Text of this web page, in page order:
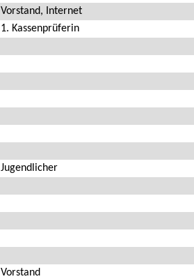
Vorstand, Internet
1. Kassenprüferin
Jugendlicher
Vorstand